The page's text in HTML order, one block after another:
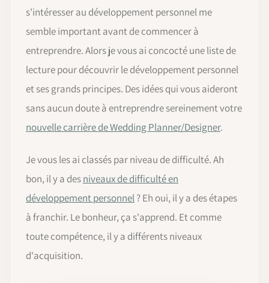
s'intéresser au développement personnel me
semble important avant de commencer à
entreprendre. Alors je vous ai concocté une liste de
lecture pour découvrir le développement personnel
et ses grands principes. Des idées qui vous aideront
sans aucun doute à entreprendre sereinement votre
nouvelle carrière de Wedding Planner/Designer.
Je vous les ai classés par niveau de difficulté. Ah
bon, il y a desniveaux de difficulté en
développement personnel? Eh oui, il y a des étapes
à franchir. Le bonheur, ça s'apprend. Et comme
toute compétence, il y a différents niveaux
d'acquisition.